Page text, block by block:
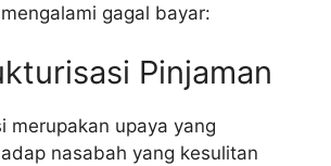
gagal bayar:
Pinjaman
merupakan upaya yang
nasabah yang kesulitan